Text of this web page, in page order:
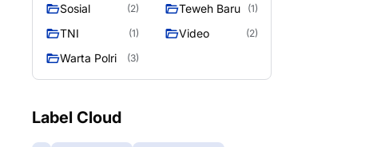
Raya
Seasen 2
Sosial (2) Teweh Baru (1)
TNI (1) Video (2)
Warta Polri (3)
Label Cloud